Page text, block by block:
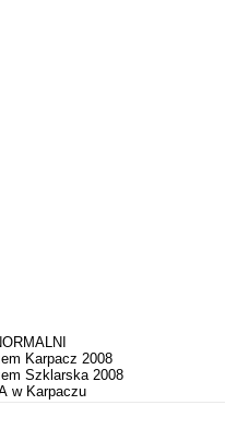
Karpacz 2008
Szklarska 2008
w Karpaczu